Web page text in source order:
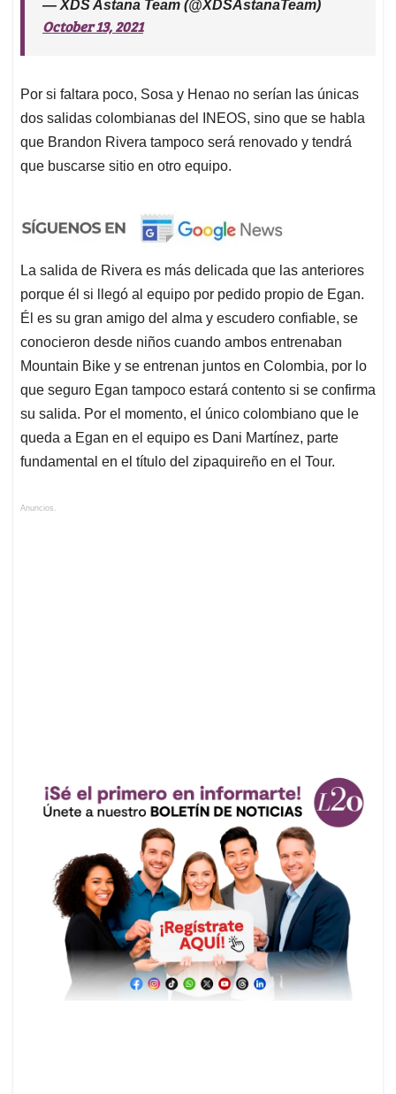
— XDS Astana Team (@XDSAstanaTeam)
October 13, 2021
Por si faltara poco, Sosa y Henao no serían las únicas
dos salidas colombianas del INEOS, sino que se habla
que Brandon Rivera tampoco será renovado y tendrá
que buscarse sitio en otro equipo.
La salida de Rivera es más delicada que las anteriores
porque él si llegó al equipo por pedido propio de Egan.
Él es su gran amigo del alma y escudero confiable, se
conocieron desde niños cuando ambos entrenaban
Mountain Bike y se entrenan juntos en Colombia, por lo
que seguro Egan tampoco estará contento si se confirma
su salida. Por el momento, el único colombiano que le
queda a Egan en el equipo es Dani Martínez, parte
fundamental en el título del zipaquireño en el Tour.
Anuncios.